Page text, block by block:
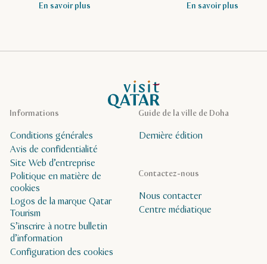
En savoir plus En savoir plus
Page d’accueil de Visit Qatar
Guide de la ville de Doha
Dernière édition
Contactez-nous
Nous contacter
Centre médiatique
Informations
Conditions générales
Avis de confidentialité
Site Web d’entreprise
Politique en matière de
cookies
Logos de la marque Qatar
Tourism
S’inscrire à notre bulletin
d’information
Configuration des cookies